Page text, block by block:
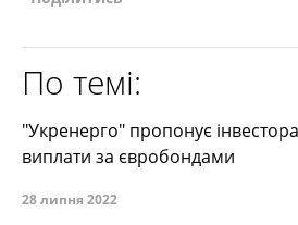
По темі:
"Укренерго" пропонує
виплати за євробондами
28 липня 2022